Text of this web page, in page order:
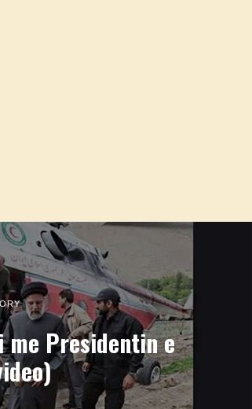
Presidentin e